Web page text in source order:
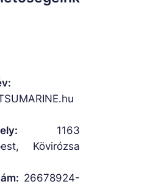
1163
Kövirózsa
26678924-